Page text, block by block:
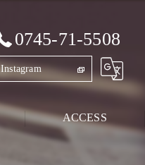
0745-71-5508
Instagram
ACCESS